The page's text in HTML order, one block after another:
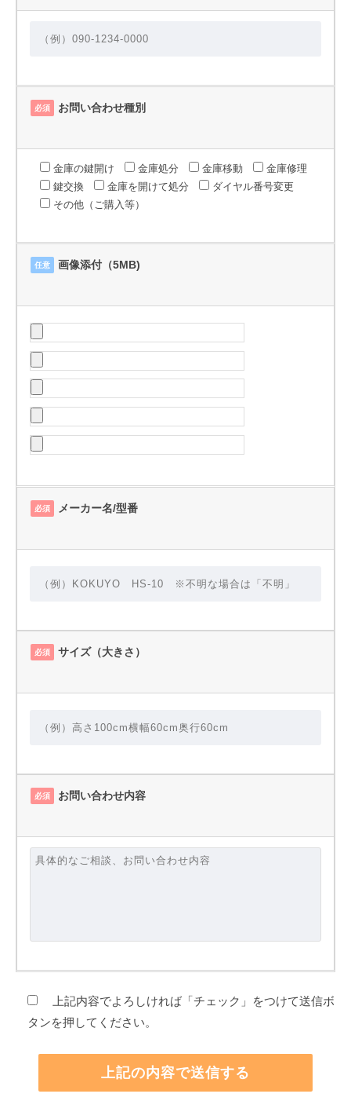
必須 お問い合わせ種別
金庫の鍵開け 金庫処分 金庫移動
金庫修理
鍵交換
金庫を開けて処分
ダイヤル番号変更
その他（ご購入等）
任意 画像添付（5MB)
必須 メーカー名/型番
必須 サイズ（大きさ）
必須 お問い合わせ内容
上記内容でよろしければ「チェック」をつけて送信ボ
タンを押してください。